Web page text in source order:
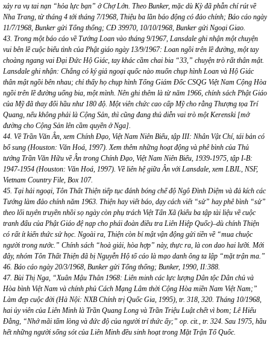
xảy ra vụ tai nạn “hỏa lực bạn” ở Chợ Lớn. Theo Bunker, mặc dù Kỳ đã phẫn chí rút về
Nha Trang, từ tháng 4 tới tháng 7/1968, Thiệu ba lần báo động có đảo chính; Báo cáo ngày
11/7/1968, Bunker gửi Tổng thống; CĐ 39970, 10/10/1968, Bunker gửi Ngoại Giao.
43. Trong một báo cáo về Tướng Loan vào tháng 9/1967, Lansdale ghi nhận một chuyện
vui bên lề cuộc biểu tình của Phật giáo ngày 13/9/1967: Loan ngồi trên lề đường, một tay
choàng ngang vai Đại Đức Hộ Giác, tay khác cầm chai bia “33,” chuyện trò rất thân mật.
Lansdale ghi nhận: Chẳng có ký giả ngoại quốc nào muốn chụp hình Loan và Hộ Giác
thân mật ngồi bên nhau; chỉ thấy họ chụp hình Tổng Giám Đốc CSQG Việt Nam Cộng Hòa
ngồi trên lề đường uống bia, một mình. Nên ghi thêm là từ năm 1966, chính sách Phật Giáo
của Mỹ đã thay đổi hầu như 180 độ. Một viên chức cao cấp Mỹ cho rằng Thượng tọa Trí
Quang, nếu không phải là Cộng Sản, thì cũng đang thủ diễn vai trò một Kerenski [mở
đường cho Cộng Sản lên cầm quyền ở Nga].
44. Về Trần Văn Ân, xem Chính Đạo, Việt Nam Niên Biểu, tập III: Nhân Vật Chí, tái bản có
bổ sung (Houston: Văn Hoá, 1997). Xem thêm những hoạt động và phê bình của Thủ
tướng Trần Văn Hữu về Ân trong Chính Đạo, Việt Nam Niên Biểu, 1939-1975, tập I-B:
1947-1954 (Houston: Văn Hoá, 1997). Về liên hệ giữa Ân với Lansdale, xem LBJL, NSF,
Vietnam Country File, Box 107.
45. Tại hải ngoại, Tôn Thất Thiện tiếp tục đánh bóng chế độ Ngô Đình Diệm và đả kích các
Tướng làm đảo chính năm 1963. Thiện hay viết báo, dạy cách viết “sử” hay phê bình “sử”
theo lối tuyên truyền nhồi sọ ngày còn phụ trách Việt Tấn Xã (kiểu ba tập tài liệu về cuộc
tranh đấu của Phật Giáo đệ nạp cho phái đoàn điều tra Liên Hiệp Quốc)–dù chính Thiện
có rất ít kiến thức sử học. Ngoài ra, Thiện còn bí mật vận động gửi tiền về “mua chuộc
người trong nước.” Chính sách “hoà giải, hòa hợp” này, thực ra, là con dao hai lưỡi. Mới
đây, nhóm Tôn Thất Thiện đã bị Nguyễn Hộ tố cáo là mạo danh ông ta lập “mặt trận ma.”
46. Báo cáo ngày 20/3/1968, Bunker gửi Tổng thống; Bunker, 1990, II:388.
47. Bùi Thị Nga, “Xuân Mậu Thân 1968: Liên minh các lực lượng Dân tộc Dân chủ và
Hòa bình Việt Nam và chính phủ Cách Mạng Lâm thời Cộng Hòa miền Nam Việt Nam;”
Làm đẹp cuộc đời (Hà Nội: NXB Chính trị Quốc Gia, 1995), tr. 318, 320. Tháng 10/1968,
hai ủy viên của Liên Minh là Trần Quang Long và Trần Triệu Luật chết vì bom; Lê Hiếu
Đằng, “Nhớ mãi tấm lòng và đức độ của người trí thức ấy;” op. cit., tr. 324. Sau 1975, hầu
hết những người sống sót của Liên Minh đều sinh hoạt trong Mặt Trận Tổ Quốc.